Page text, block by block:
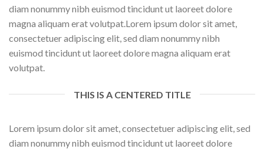
diam nonummy nibh euismod tincidunt ut laoreet dolore
magna aliquam erat volutpat.Lorem ipsum dolor sit amet,
consectetuer adipiscing elit, sed diam nonummy nibh
euismod tincidunt ut laoreet dolore magna aliquam erat
volutpat.
THIS IS A CENTERED TITLE
Lorem ipsum dolor sit amet, consectetuer adipiscing elit, sed
diam nonummy nibh euismod tincidunt ut laoreet dolore